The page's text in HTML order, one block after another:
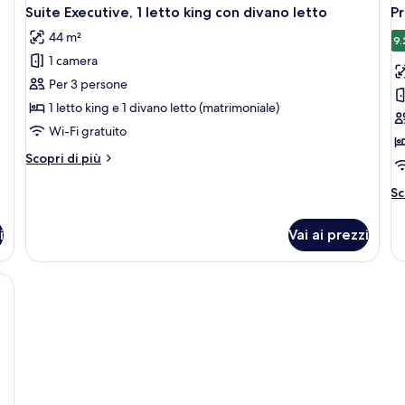
Suite Executive, 1 letto king con divano letto
44 m²
1 camera
Per 3 persone
1 letto king e 1 divano letto (matrimoniale)
Wi-Fi gratuito
Scopri di più
Altri
letto
Vai ai prezzi